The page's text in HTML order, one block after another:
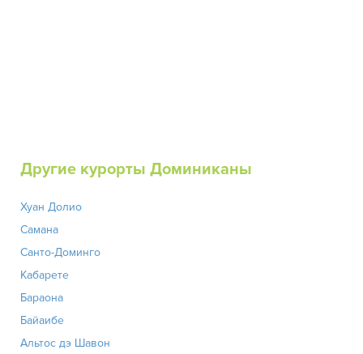
Другие курорты Доминиканы
Хуан Долио
Самана
Санто-Доминго
Кабарете
Бараона
Байаибе
Альтос дэ Шавон